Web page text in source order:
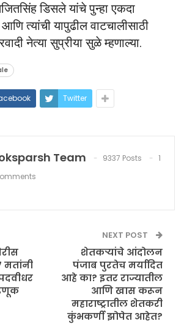
डिसले यांचे पुन्हा एकदा
त्यांची यापुढील वाटचालीसाठी
नेत्या सुप्रीया सुळे म्हणाल्या.
Twitter
Team 9337 Posts
1
मतांनी
NEXT POST
शेतकऱ्यांचे आंदोलन
पंजाब पुरतेच मर्यादित
आहे का? इतर राज्यातील
आणि खास करून
महाराष्ट्रातील शेतकरी
कुंभकर्णी झोपेत आहेत?